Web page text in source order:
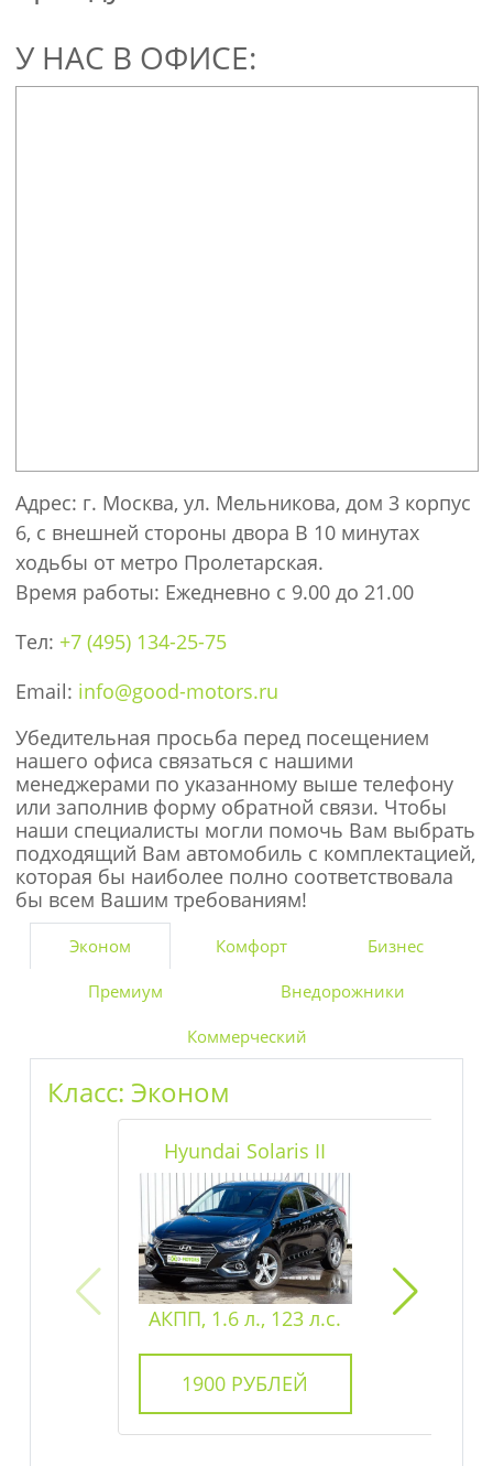
У НАС В ОФИСЕ:
Адрес: г. Москва, ул. Мельникова, дом 3 корпус
6, с внешней стороны двора В 10 минутах
ходьбы от метро Пролетарская.
Время работы: Ежедневно с 9.00 до 21.00
Тел: +7 (495) 134-25-75
Email: info@good-motors.ru
Убедительная просьба перед посещением
нашего офиса связаться с нашими
менеджерами по указанному выше телефону
или заполнив форму обратной связи. Чтобы
наши специалисты могли помочь Вам выбрать
подходящий Вам автомобиль с комплектацией,
которая бы наиболее полно соответствовала
бы всем Вашим требованиям!
Эконом Комфорт Бизнес
Премиум Внедорожники
Коммерческий
Класс: Эконом
Hyundai Solaris II
АКПП, 1.6 л., 123 л.с.
1900 РУБЛЕЙ